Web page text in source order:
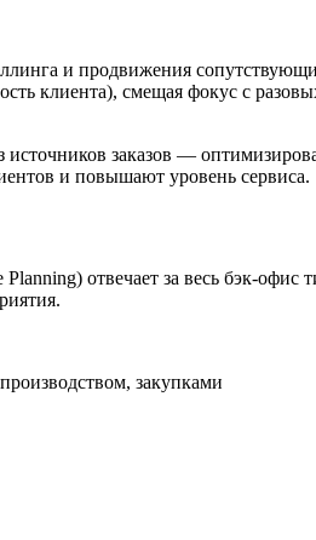
и продвижения
клиента), смещая фокус с
заказов —
и повышают уровень сервиса.
отвечает за весь бэк-
закупками